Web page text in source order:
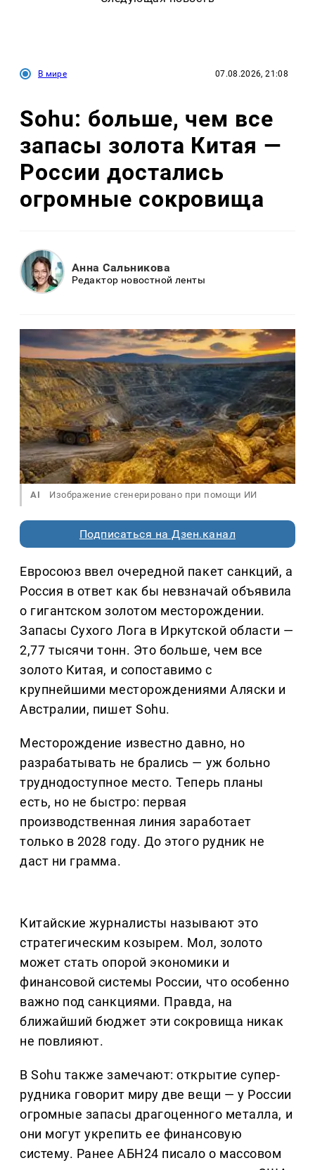
В мире 07.08.2026, 21:08
Sohu: больше, чем все
запасы золота Китая —
России достались
огромные сокровища
Анна Сальникова
Редактор новостной ленты
AI Изображение сгенерировано при помощи ИИ
Подписаться на Дзен.канал
Евросоюз ввел очередной пакет санкций, а
Россия в ответ как бы невзначай объявила
о гигантском золотом месторождении.
Запасы Сухого Лога в Иркутской области —
2,77 тысячи тонн. Это больше, чем все
золото Китая, и сопоставимо с
крупнейшими месторождениями Аляски и
Австралии, пишет Sohu.
Месторождение известно давно, но
разрабатывать не брались — уж больно
труднодоступное место. Теперь планы
есть, но не быстро: первая
производственная линия заработает
только в 2028 году. До этого рудник не
даст ни грамма.
Китайские журналисты называют это
стратегическим козырем. Мол, золото
может стать опорой экономики и
финансовой системы России, что особенно
важно под санкциями. Правда, на
ближайший бюджет эти сокровища никак
не повлияют.
В Sohu также замечают: открытие супер-
рудника говорит миру две вещи — у России
огромные запасы драгоценного металла, и
они могут укрепить ее финансовую
систему. Ранее АБН24 писало о массовом